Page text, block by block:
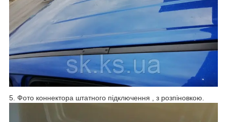
5. Фото коннектора штатного підключення , з розпіновкою.